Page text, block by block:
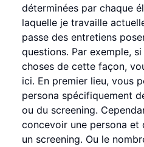
déterminées par chaque
laquelle je travaille
passe des entretiens
questions. Par exemple,
choses de cette façon,
ici. En premier lieu, vous
persona spécifiquement
ou du screening.
concevoir une persona
un screening. Ou le